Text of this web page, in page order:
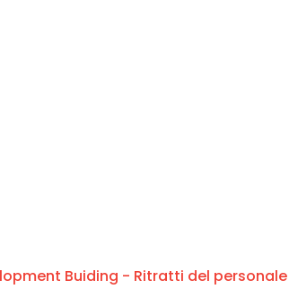
Buiding - Ritratti del personale